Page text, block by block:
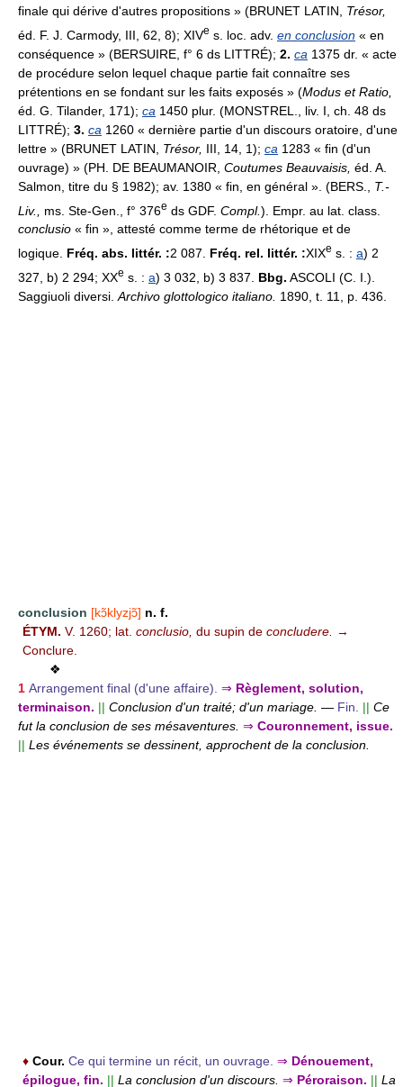
finale qui dérive d'autres propositions » (BRUNET LATIN, Trésor,
éd. F. J. Carmody, III, 62, 8); XIVe s. loc. adv. en conclusion « en
conséquence » (BERSUIRE, f° 6 ds LITTRÉ); 2. ca 1375 dr. « acte
de procédure selon lequel chaque partie fait connaître ses
prétentions en se fondant sur les faits exposés » (Modus et Ratio,
éd. G. Tilander, 171); ca 1450 plur. (MONSTREL., liv. I, ch. 48 ds
LITTRÉ); 3. ca 1260 « dernière partie d'un discours oratoire, d'une
lettre » (BRUNET LATIN, Trésor, III, 14, 1); ca 1283 « fin (d'un
ouvrage) » (PH. DE BEAUMANOIR, Coutumes Beauvaisis, éd. A.
Salmon, titre du § 1982); av. 1380 « fin, en général ». (BERS., T.-
Liv.,
ms. Ste-Gen., f° 376e ds GDF. Compl.). Empr. au lat. class.
conclusio « fin », attesté comme terme de rhétorique et de
logique. Fréq. abs. littér. :2 087. Fréq. rel. littér. :XIXe s. : a) 2
327, b) 2 294; XXe s. : a) 3 032, b) 3 837. Bbg. ASCOLI (C. I.).
Saggiuoli diversi. Archivo glottologico italiano. 1890, t. 11, p. 436.
conclusion [kɔ̃klyzjɔ̃] n. f.
ÉTYM. V. 1260; lat. conclusio, du supin de concludere.
→
Conclure.
❖
1 Arrangement final (d'une affaire). ⇒ Règlement, solution,
terminaison. || Conclusion d'un traité; d'un mariage. — Fin. || Ce
fut la conclusion de ses mésaventures. ⇒ Couronnement, issue.
|| Les événements se dessinent, approchent de la conclusion.
♦ Cour. Ce qui termine un récit, un ouvrage. ⇒ Dénouement,
épilogue, fin. || La conclusion d'un discours. ⇒ Péroraison. || La